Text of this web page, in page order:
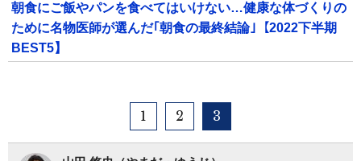
朝食にご飯やパンを食べてはいけない…健康な体づくりの
ために名物医師が選んだ｢朝食の最終結論｣【2022下半期
BEST5】
1 2 3